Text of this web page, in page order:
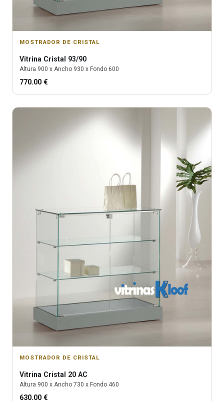
MOSTRADOR DE CRISTAL
Vitrina Cristal 93/90
Altura 900 x Ancho 930 x Fondo 600
770.00 €
MOSTRADOR DE CRISTAL
Vitrina Cristal 20 AC
Altura 900 x Ancho 730 x Fondo 460
630.00 €